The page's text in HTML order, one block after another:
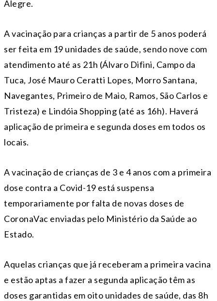
Alegre.
A vacinação para crianças a partir de 5 anos poderá
ser feita em 19 unidades de saúde, sendo nove com
atendimento até as 21h (Álvaro Difini, Campo da
Tuca, José Mauro Ceratti Lopes, Morro Santana,
Navegantes, Primeiro de Maio, Ramos, São Carlos e
Tristeza) e Lindóia Shopping (até as 16h). Haverá
aplicação de primeira e segunda doses em todos os
locais.
A vacinação de crianças de 3 e 4 anos com a primeira
dose contra a Covid-19 está suspensa
temporariamente por falta de novas doses de
CoronaVac enviadas pelo Ministério da Saúde ao
Estado.
Aquelas crianças que já receberam a primeira vacina
e estão aptas a fazer a segunda aplicação têm as
doses garantidas em oito unidades de saúde, das 8h